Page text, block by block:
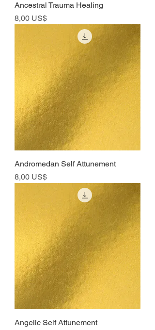
Ancestral Trauma Healing
Precio
8,00 US$
Andromedan Self Attunement
Precio
8,00 US$
Angelic Self Attunement